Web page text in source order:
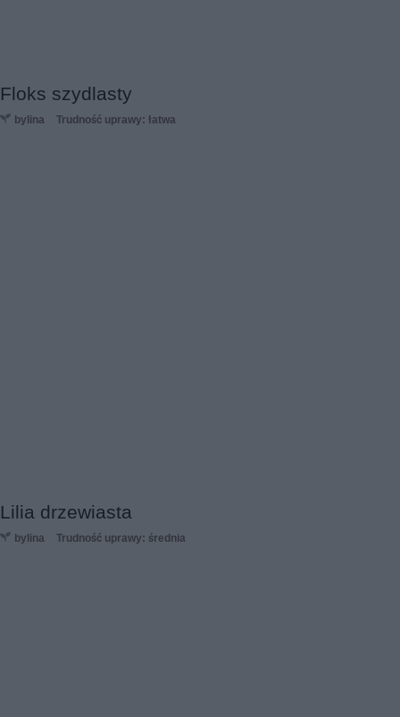
Floks szydlasty
bylina Trudność uprawy: łatwa
Lilia drzewiasta
bylina Trudność uprawy: średnia